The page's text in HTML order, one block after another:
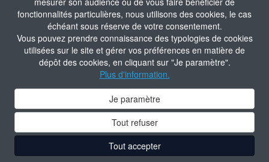
fonctionnalités particulières, nous utilisons des cookies, le cas
échéant sous réserve de votre consentement.
Vous pouvez prendre connaissance des typologies de cookies
utilisées sur le site et gérer vos préférences en matière de
dépôt des cookies, en cliquant sur "Je paramètre".
Plus d'information.
Je paramètre
Tout refuser
Tout accepter